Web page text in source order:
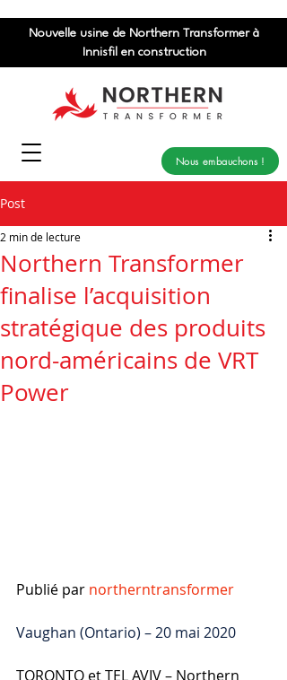
Nous embauchons !
Nouvelle usine de Northern Transformer à
Innisfil en construction
Post
Northern Transformer
finalise l’acquisition
stratégique des produits
nord-américains de VRT
Power
2 min de lecture
Publié par northerntransformer
Vaughan (Ontario) – 20 mai 2020
TORONTO et TEL AVIV – Northern